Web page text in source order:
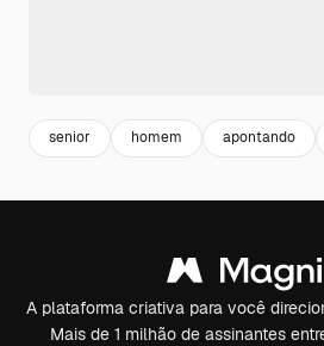
senior homem apontando
A plataforma criativa para você
Mais de 1 milhão de assinantes